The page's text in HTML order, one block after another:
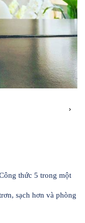
›
thức 5 trong một
sạch hơn và phòng